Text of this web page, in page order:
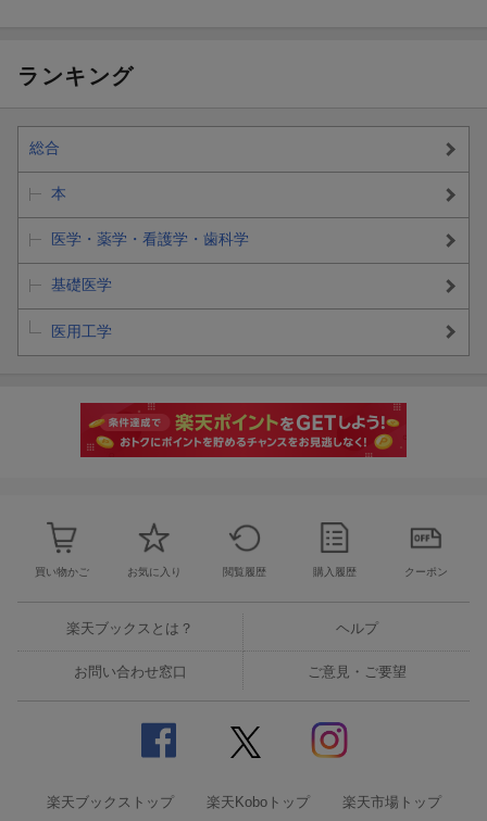
ランキング
総合
本
医学・薬学・看護学・歯科学
基礎医学
医用工学
買い物かご お気に入り 閲覧履歴 購入履歴 クーポン
楽天ブックスとは？ ヘルプ
お問い合わせ窓口 ご意見・ご要望
楽天ブックストップ 楽天Koboトップ 楽天市場トップ